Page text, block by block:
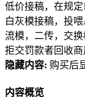
低价接稿，在规
白灰模接稿，投
流模，二传，交
拒交罚款者回收
隐藏内容: 购买后
内容概览